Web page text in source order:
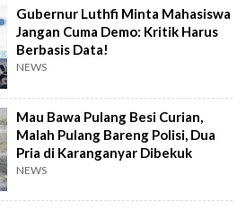
Gubernur Luthfi Minta Mahasiswa
Jangan Cuma Demo: Kritik Harus
Berbasis Data!
NEWS
Mau Bawa Pulang Besi Curian,
Malah Pulang Bareng Polisi, Dua
Pria di Karanganyar Dibekuk
NEWS